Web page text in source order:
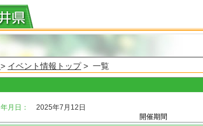
> イベント情報トップ> 一覧
年月日：
2025年7月12日
開催期間